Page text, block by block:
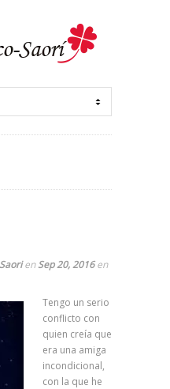
enSep 20, 2016en
Tengo un serio
conflicto con
quien creía que
era una amiga
incondicional,
con la que he